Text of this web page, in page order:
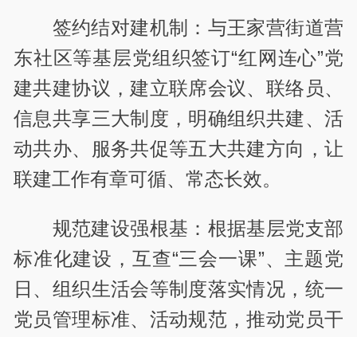
签约结对建机制：与王家营街道营
东社区等基层党组织签订“红网连心”党
建共建协议，建立联席会议、联络员、
信息共享三大制度，明确组织共建、活
动共办、服务共促等五大共建方向，让
联建工作有章可循、常态长效。
规范建设强根基：根据基层党支部
标准化建设，互查“三会一课”、主题党
日、组织生活会等制度落实情况，统一
党员管理标准、活动规范，推动党员干